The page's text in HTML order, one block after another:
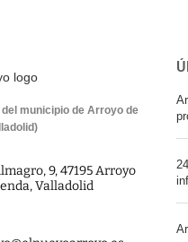
municipio de Arroyo de
9, 47195 Arroyo
Valladolid